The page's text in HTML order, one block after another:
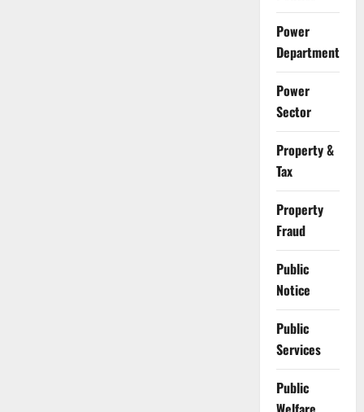
Power
Department
Power
Sector
Property &
Tax
Property
Fraud
Public
Notice
Public
Services
Public